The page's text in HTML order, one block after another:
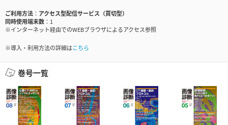
ご利用方法
アクセス型配信サービス（買切型）
同時使用端末数
1
※インターネット経由でのWEBブラウザによるアクセス参照
※導入・利用方法の詳細はこちら
巻号一覧